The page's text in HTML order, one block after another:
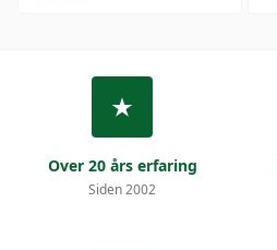
Over 20 års erfaring
Siden 2002